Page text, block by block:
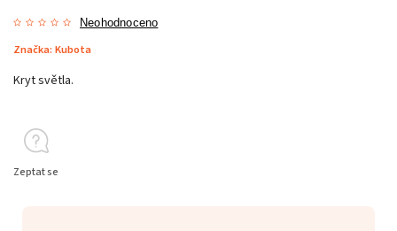
Neohodnoceno
Značka: Kubota
Kryt světla.
Zeptat se